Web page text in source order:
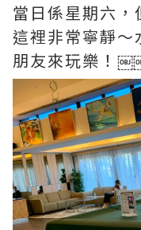
當日係星期六
這裡非常寧靜
朋友來玩樂